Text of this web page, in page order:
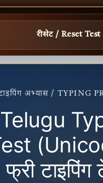
अभ्यास / TYPING
Telugu
फ्री टाइपिंग
रीसेट / Reset Test